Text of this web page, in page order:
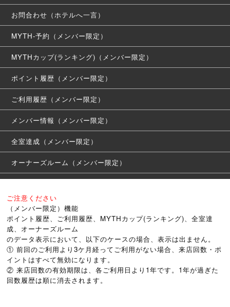
お問合わせ（ホテルへ一言）
MYTH-予約（メンバー限定）
MYTHカップ(ランキング)（メンバー限定）
ポイント履歴（メンバー限定）
ご利用履歴（メンバー限定）
メンバー情報（メンバー限定）
全室達成（メンバー限定）
オーナーズルーム（メンバー限定）
ご注意ください
（メンバー限定）機能
ポイント履歴、ご利用履歴、MYTHカップ(ランキング)、全室達
成、オーナーズルーム
のデータ表示において、以下のケースの場合、表示は出ません。
① 前回のご利用より3ケ月経ってご利用がない場合、来店回数・ポ
イントはすべて無効になります。
② 来店回数の有効期限は、各ご利用日より1年です。1年が過ぎた
回数履歴は順に消去されます。